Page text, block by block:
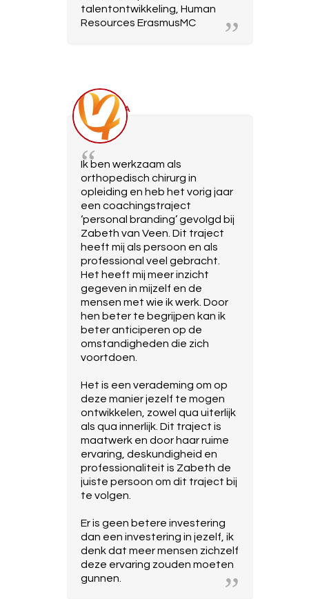
talentontwikkeling, Human
Resources ErasmusMC
EVA
Ik ben werkzaam als
orthopedisch chirurg in
opleiding en heb het vorig jaar
een coachingstraject
‘personal branding’ gevolgd bij
Zabeth van Veen. Dit traject
heeft mij als persoon en als
professional veel gebracht.
Het heeft mij meer inzicht
gegeven in mijzelf en de
mensen met wie ik werk. Door
hen beter te begrijpen kan ik
beter anticiperen op de
omstandigheden die zich
voortdoen.
Het is een verademing om op
deze manier jezelf te mogen
ontwikkelen, zowel qua uiterlijk
als qua innerlijk. Dit traject is
maatwerk en door haar ruime
ervaring, deskundigheid en
professionaliteit is Zabeth de
juiste persoon om dit traject bij
te volgen.
Er is geen betere investering
dan een investering in jezelf, ik
denk dat meer mensen zichzelf
deze ervaring zouden moeten
gunnen.